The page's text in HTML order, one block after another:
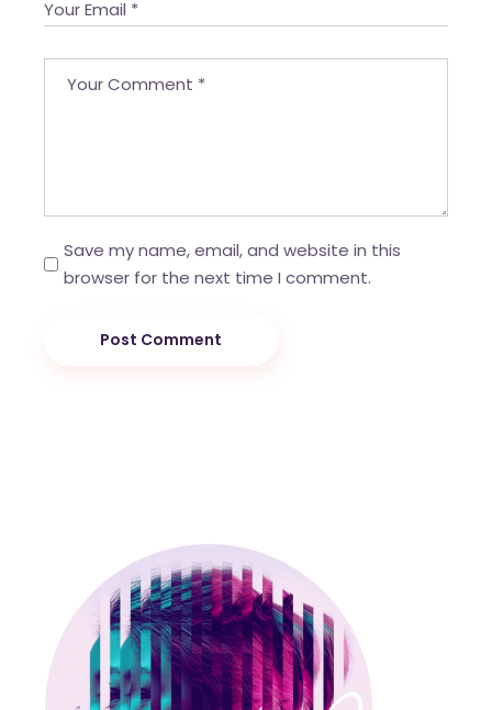
Save my name, email, and website in this
browser for the next time I comment.
Post Comment